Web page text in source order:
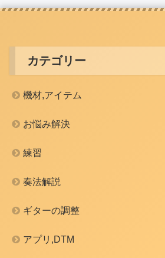
カテゴリー
機材,アイテム
お悩み解決
練習
奏法解説
ギターの調整
アプリ,DTM